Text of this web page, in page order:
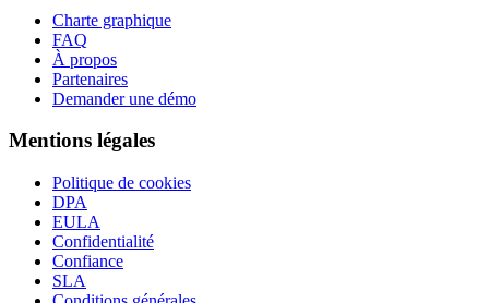
Charte graphique
FAQ
À propos
Partenaires
Demander une démo
Mentions légales
Politique de cookies
DPA
EULA
Confidentialité
Confiance
SLA